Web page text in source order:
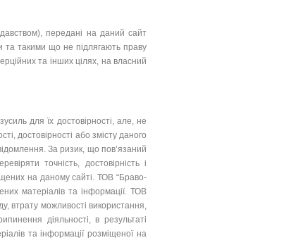
передані на даний сайт
та такими що не підлягають праву
та інших цілях, на власний
для їх достовірності, але, не
достовірності або змісту даного
За ризик, що пов’язаний
точність, достовірність і
на даному сайті. ТОВ “Браво-
матеріалів та інформації. ТОВ
втрату можливості використання,
діяльності, в результаті
та інформації розміщеної на